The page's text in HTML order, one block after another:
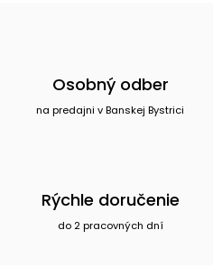
Osobný odber
na predajni v Banskej Bystrici
Rýchle doručenie
do 2 pracovných dní